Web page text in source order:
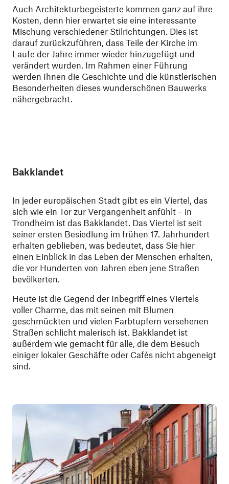
Auch Architekturbegeisterte kommen ganz auf ihre
Kosten, denn hier erwartet sie eine interessante
Mischung verschiedener Stilrichtungen. Dies ist
darauf zurückzuführen, dass Teile der Kirche im
Laufe der Jahre immer wieder hinzugefügt und
verändert wurden. Im Rahmen einer Führung
werden Ihnen die Geschichte und die künstlerischen
Besonderheiten dieses wunderschönen Bauwerks
nähergebracht.
Bakklandet
In jeder europäischen Stadt gibt es ein Viertel, das
sich wie ein Tor zur Vergangenheit anfühlt – in
Trondheim ist das Bakklandet. Das Viertel ist seit
seiner ersten Besiedlung im frühen 17. Jahrhundert
erhalten geblieben, was bedeutet, dass Sie hier
einen Einblick in das Leben der Menschen erhalten,
die vor Hunderten von Jahren eben jene Straßen
bevölkerten.
Heute ist die Gegend der Inbegriff eines Viertels
voller Charme, das mit seinen mit Blumen
geschmückten und vielen Farbtupfern versehenen
Straßen schlicht malerisch ist. Bakklandet ist
außerdem wie gemacht für alle, die dem Besuch
einiger lokaler Geschäfte oder Cafés nicht abgeneigt
sind.